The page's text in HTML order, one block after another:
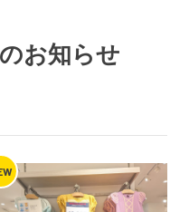
お知らせ